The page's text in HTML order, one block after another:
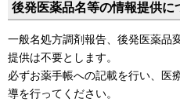
後発医薬品名等の情報提供に
一般名処方調剤報告、後発医薬品
提供は不要とします。
必ずお薬手帳への記載を行い、医
導を行ってください。